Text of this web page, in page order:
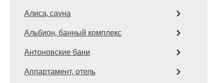
Алиса, сауна
Альбион, банный комплекс
Антоновские бани
Аппартамент, отель